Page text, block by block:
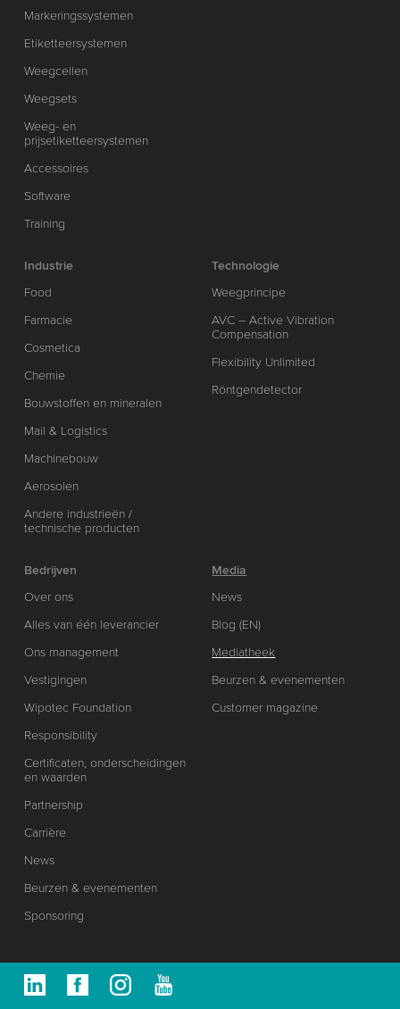
Markeringssystemen
Etiketteersystemen
Weegcellen
Weegsets
Weeg- en
prijsetiketteersystemen
Accessoires
Software
Training
Industrie
Food
Farmacie
Cosmetica
Chemie
Bouwstoffen en mineralen
Mail & Logistics
Machinebouw
Aerosolen
Andere industrieën /
technische producten
Technologie
Weegprincipe
AVC – Active Vibration
Compensation
Flexibility Unlimited
Röntgendetector
Bedrijven
Over ons
Alles van één leverancier
Ons management
Vestigingen
Wipotec Foundation
Responsibility
Certificaten, onderscheidingen
en waarden
Partnership
Carrière
News
Beurzen & evenementen
Sponsoring
Media
News
Blog (EN)
Mediatheek
Beurzen & evenementen
Customer magazine